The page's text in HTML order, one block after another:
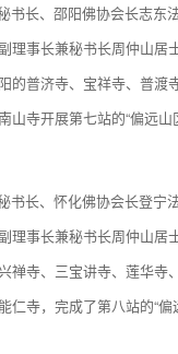
书长、邵阳佛协会长志东
理事长兼秘书长周仲山居
的普济寺、宝祥寺、普渡
山寺开展第七站的“偏远
书长、怀化佛协会长登宁
理事长兼秘书长周仲山居
禅寺、三宝讲寺、莲华寺
仁寺，完成了第八站的“